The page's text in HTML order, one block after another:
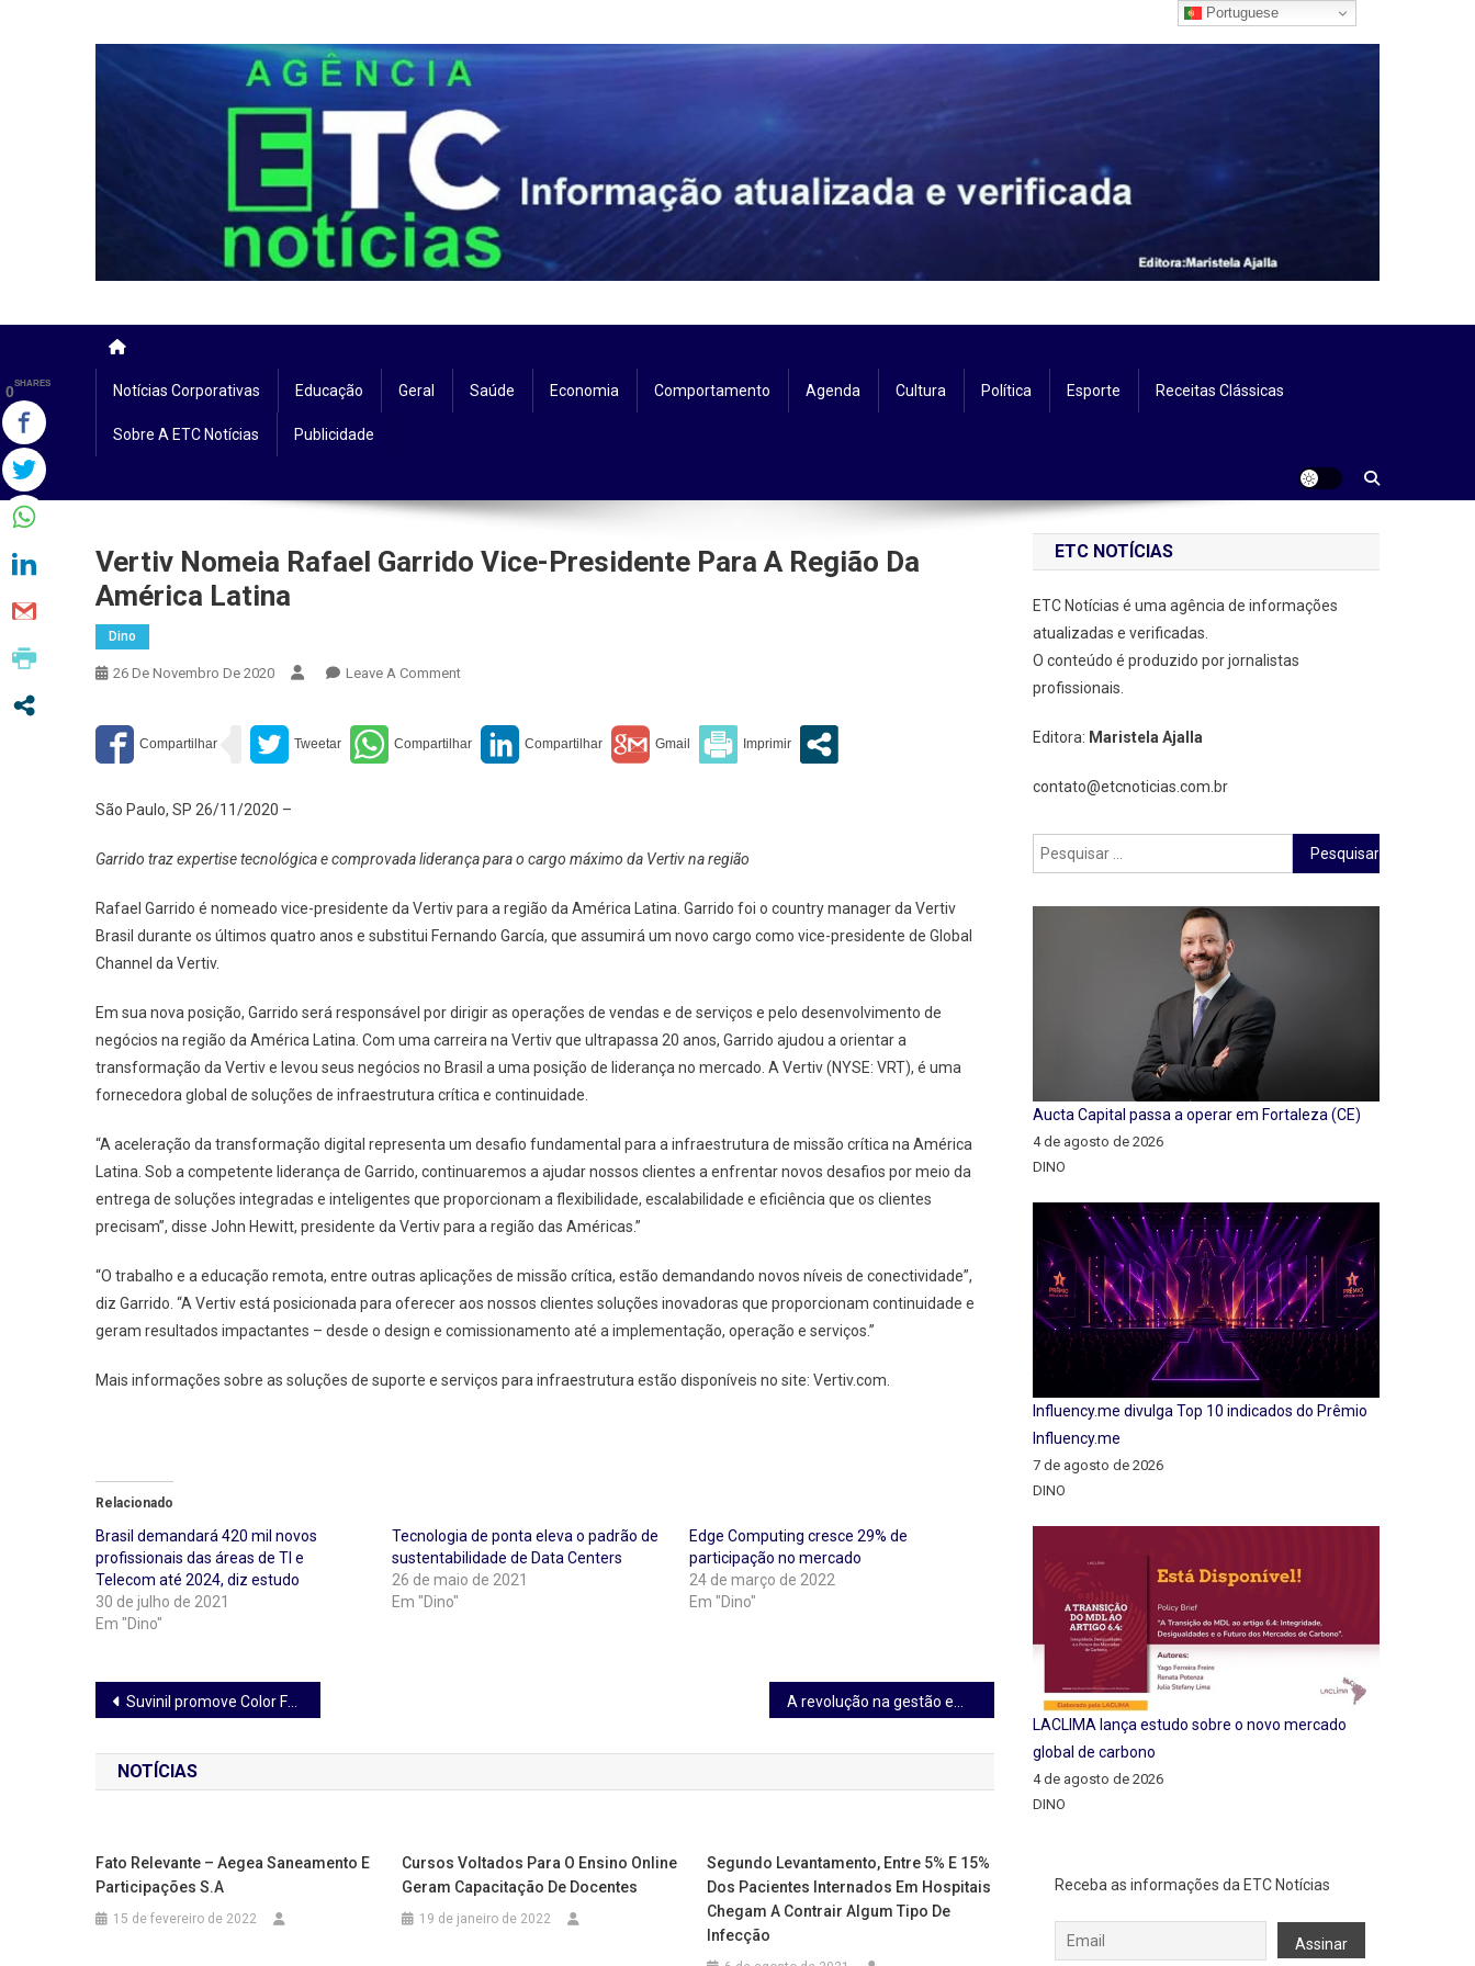
Notícias Corporativas Educação Geral Saúde Economia Comportamento Agenda Cultura Política Esporte Receitas Clássicas
Sobre A ETC Notícias Publicidade
Vertiv Nomeia Rafael Garrido Vice-Presidente Para A Região Da
América Latina
Dino
26 De Novembro De 2020 Leave A CommentOn
Nomeia
Rafael
São Paulo, SP 26/11/2020 –
Garrido traz expertise tecnológica e comprovada liderança para o cargo máximo da Vertiv na região
Rafael Garrido é nomeado vice-presidente da Vertiv para a região da América Latina. Garrido foi o country manager da Vertiv
Brasil durante os últimos quatro anos e substitui Fernando García, que assumirá um novo cargo como vice-presidente de Global
Channel da Vertiv.
Em sua nova posição, Garrido será responsável por dirigir as operações de vendas e de serviços e pelo desenvolvimento de
negócios na região da América Latina. Com uma carreira na Vertiv que ultrapassa 20 anos, Garrido ajudou a orientar a
transformação da Vertiv e levou seus negócios no Brasil a uma posição de liderança no mercado. A Vertiv (NYSE: VRT), é uma
fornecedora global de soluções de infraestrutura crítica e continuidade.
“A aceleração da transformação digital representa um desafio fundamental para a infraestrutura de missão crítica na América
Latina. Sob a competente liderança de Garrido, continuaremos a ajudar nossos clientes a enfrentar novos desafios por meio da
entrega de soluções integradas e inteligentes que proporcionam a flexibilidade, escalabilidade e eficiência que os clientes
precisam”, disse John Hewitt, presidente da Vertiv para a região das Américas.”
“O trabalho e a educação remota, entre outras aplicações de missão crítica, estão demandando novos níveis de conectividade”,
diz Garrido. “A Vertiv está posicionada para oferecer aos nossos clientes soluções inovadoras que proporcionam continuidade e
geram resultados impactantes – desde o design e comissionamento até a implementação, operação e serviços.”
Mais informações sobre as soluções de suporte e serviços para infraestrutura estão disponíveis no site: Vertiv.com.
Relacionado
Brasil demandará 420 mil novos
profissionais das áreas de TI e
Telecom até 2024, diz estudo
30 de julho de 2021
Em "Dino"
Tecnologia de ponta eleva o padrão de
sustentabilidade de Data Centers
26 de maio de 2021
Em "Dino"
Edge Computing cresce 29% de
participação no mercado
24 de março de 2022
Em "Dino"
Navegação
de
Post
Suvinil promove Color Friday com descontos em produtos e soluções A revolução na gestão empresarial e a era das organizações ambidestrais
NOTÍCIAS
Fato Relevante – Aegea Saneamento E
Participações S.A
15 de fevereiro de 2022
Cursos Voltados Para O Ensino Online
Geram Capacitação De Docentes
19 de janeiro de 2022
Segundo Levantamento, Entre 5% E 15%
Dos Pacientes Internados Em Hospitais
Chegam A Contrair Algum Tipo De
Infecção
ETC NOTÍCIAS
ETC Notícias é uma agência de informações
atualizadas e verificadas.
O conteúdo é produzido por jornalistas
profissionais.
Editora: Maristela Ajalla
contato@etcnoticias.com.br
Pesquisar
por:
Aucta Capital passa a operar em Fortaleza (CE)
4 de agosto de 2026
DINO
Influency.me divulga Top 10 indicados do Prêmio
Influency.me
7 de agosto de 2026
DINO
LACLIMA lança estudo sobre o novo mercado
global de carbono
4 de agosto de 2026
DINO
Receba as informações da ETC Notícias
Portuguese
0SHARES